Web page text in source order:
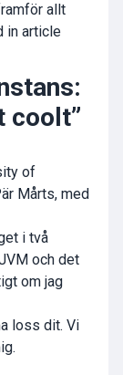
allt
in article
coolt”
of
Mårts, med
i två
och det
om jag
loss dit. Vi